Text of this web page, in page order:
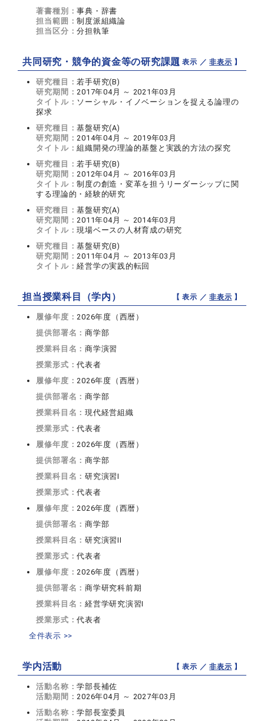
著書種別：事典・辞書
担当範囲：制度派組織論
担当区分：分担執筆
共同研究・競争的資金等の研究課題【 表示 ／非表示 】
研究種目：若手研究(B)
研究期間： 2017年04月 ～ 2021年03月
タイトル： ソーシャル・イノベーションを捉える論理の
探求
研究種目：基盤研究(A)
研究期間： 2014年04月 ～ 2019年03月
タイトル：組織開発の理論的基盤と実践的方法の探究
研究種目：若手研究(B)
研究期間： 2012年04月 ～ 2016年03月
タイトル：制度の創造・変革を担うリーダーシップに関
する理論的・経験的研究
研究種目：基盤研究(A)
研究期間： 2011年04月 ～ 2014年03月
タイトル：現場ベースの人材育成の研究
研究種目：基盤研究(B)
研究期間： 2011年04月 ～ 2013年03月
タイトル：経営学の実践的転回
担当授業科目（学内） 【 表示 ／非表示 】
履修年度： 2026年度（西暦）
提供部署名：商学部
授業科目名：商学演習
授業形式：代表者
履修年度： 2026年度（西暦）
提供部署名：商学部
授業科目名：現代経営組織
授業形式：代表者
履修年度： 2026年度（西暦）
提供部署名：商学部
授業科目名：研究演習I
授業形式：代表者
履修年度： 2026年度（西暦）
提供部署名：商学部
授業科目名：研究演習II
授業形式：代表者
履修年度： 2026年度（西暦）
提供部署名：商学研究科前期
授業科目名：経営学研究演習I
授業形式：代表者
全件表示 >>
学内活動 【 表示 ／非表示 】
活動名称：学部長補佐
活動期間： 2026年04月 ～ 2027年03月
活動名称：学部長室委員